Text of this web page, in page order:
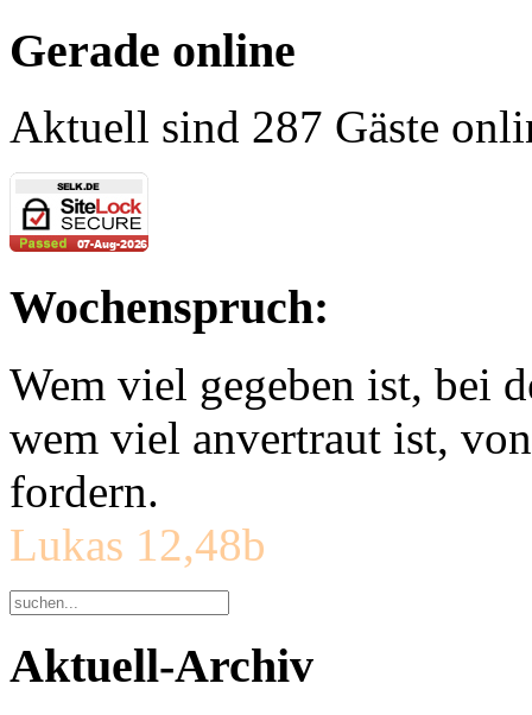
Gerade online
Aktuell sind 287 Gäste
Wochenspruch:
Wem viel gegeben ist, bei
wem viel anvertraut ist,
fordern.
Lukas 12,48b
Aktuell-Archiv